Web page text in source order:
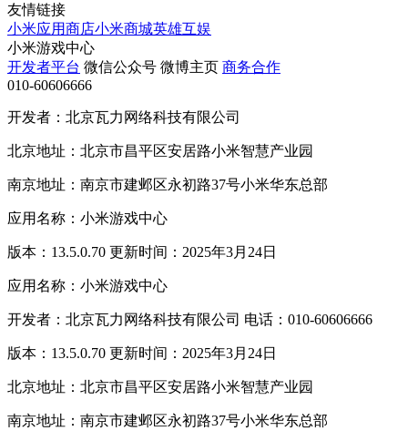
友情链接
小米应用商店小米商城英雄互娱
小米游戏中心
开发者平台 微信公众号 微博主页 商务合作
010-60606666
开发者：北京瓦力网络科技有限公司
北京地址：北京市昌平区安居路小米智慧产业园
南京地址：南京市建邺区永初路37号小米华东总部
应用名称：小米游戏中心
版本：13.5.0.70 更新时间：2025年3月24日
应用名称：小米游戏中心
开发者：北京瓦力网络科技有限公司 电话：010-60606666
版本：13.5.0.70 更新时间：2025年3月24日
北京地址：北京市昌平区安居路小米智慧产业园
南京地址：南京市建邺区永初路37号小米华东总部